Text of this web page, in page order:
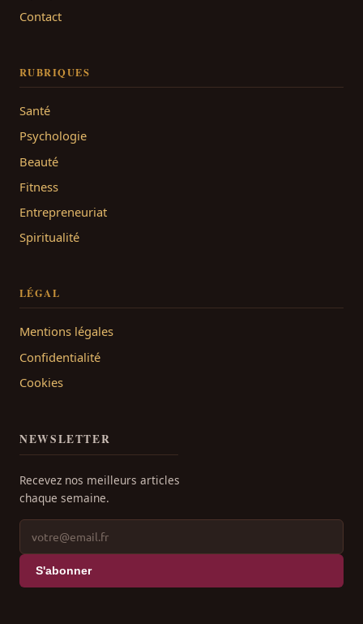
Contact
RUBRIQUES
Santé
Psychologie
Beauté
Fitness
Entrepreneuriat
Spiritualité
LÉGAL
Mentions légales
Confidentialité
Cookies
NEWSLETTER
Recevez nos meilleurs articles
chaque semaine.
S'abonner